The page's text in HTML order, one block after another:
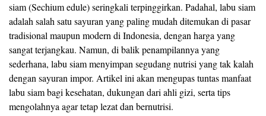
siam (Sechium edule) seringkali terpinggirkan. Padahal, labu siam
adalah salah satu sayuran yang paling mudah ditemukan di pasar
tradisional maupun modern di Indonesia, dengan harga yang
sangat terjangkau. Namun, di balik penampilannya yang
sederhana, labu siam menyimpan segudang nutrisi yang tak kalah
dengan sayuran impor. Artikel ini akan mengupas tuntas manfaat
labu siam bagi kesehatan, dukungan dari ahli gizi, serta tips
mengolahnya agar tetap lezat dan bernutrisi.